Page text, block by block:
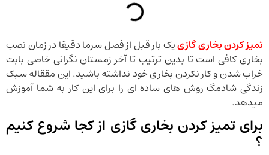
تمیز کردن بخاری گازییک بار قبل از فصل سرما دقیقا در زمان نصب
بخاری کافی است تا بدین ترتیب تا آخر زمستان نگرانی خاصی بابت
خراب شدن و کار نکردن بخاری خود نداشته باشید. این مققاله سبک
زندگی شادمگ روش های ساده ای را برای این کار به شما آموزش
میدهد.
برای تمیز کردن بخاری گازی از کجا شروع کنیم
؟